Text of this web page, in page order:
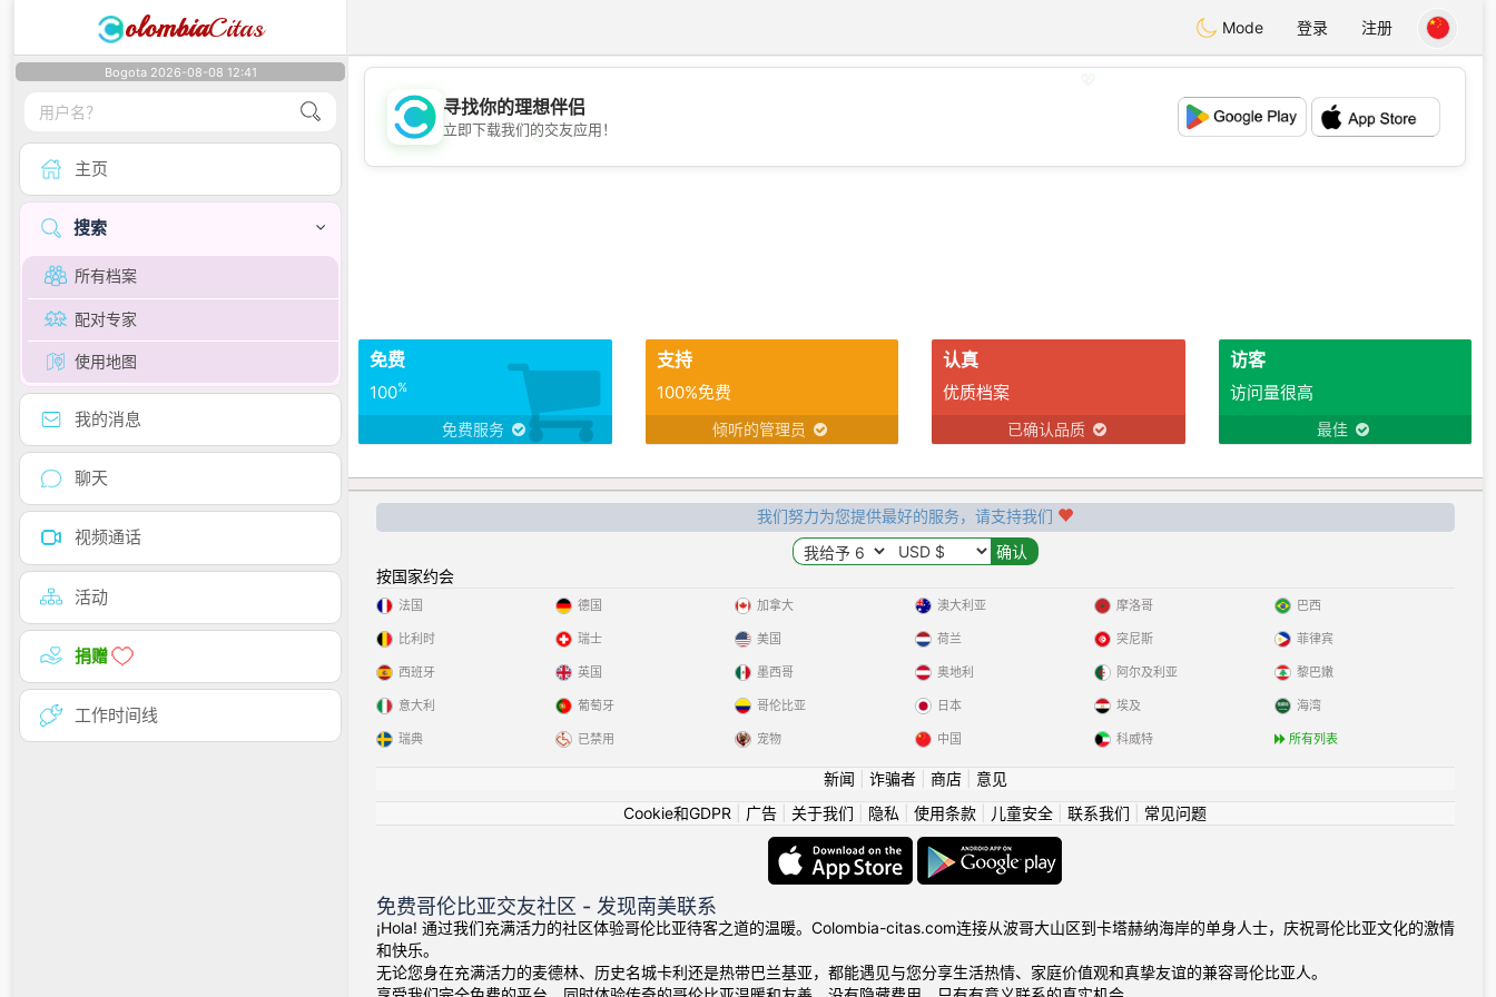
olombiaCitas Mode 登录 注册
Bogota 2026-08-08 12:41
主页
搜索
所有档案
配对专家
使用地图
我的消息
聊天
视频通话
活动
捐赠
工作时间线
💖
💕
寻找你的理想伴侣
立即下载我们的交友应用！
免费
100%
免费服务
支持
100%免费
倾听的管理员
认真
优质档案
已确认品质
访客
访问量很高
最佳
我们努力为您提供最好的服务，请支持我们
按国家约会
法国
比利时
西班牙
意大利
瑞典
德国
瑞士
英国
葡萄牙
已禁用
加拿大
美国
墨西哥
哥伦比亚
宠物
澳大利亚
荷兰
奥地利
日本
中国
摩洛哥
突尼斯
阿尔及利亚
埃及
科威特
巴西
菲律宾
黎巴嫩
海湾
所有列表
新闻 诈骗者| 商店| 意见
Cookie和GDPR
广告 关于我们 隐私 使用条款 儿童安全 联系我们 常见问题
免费哥伦比亚交友社区 - 发现南美联系
¡Hola! 通过我们充满活力的社区体验哥伦比亚待客之道的温暖。Colombia-citas.com连接从波哥大山区到卡塔赫纳海岸的单身人士，庆祝哥伦比亚文化的激情
和快乐。
无论您身在充满活力的麦德林、历史名城卡利还是热带巴兰基亚，都能遇见与您分享生活热情、家庭价值观和真挚友谊的兼容哥伦比亚人。